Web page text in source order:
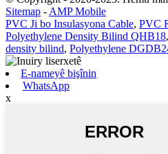
Sitemap - AMP Mobile
PVC Ji bo Insulasyona Cable, PVC
Polyethylene Density Bilind QHB18,
density bilind, Polyethylene
E-nameyê bişînin
WhatsApp
x